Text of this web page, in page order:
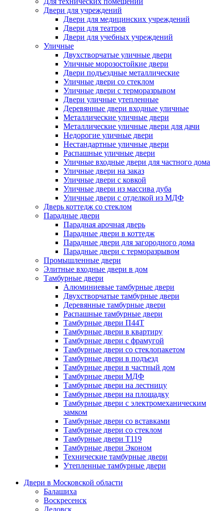
Двери для учреждений
Двери для медицинских учреждений
Двери для театров
Двери для учебных учреждений
Уличные
Двухстворчатые уличные двери
Уличные морозостойкие двери
Двери подъездные металлические
Уличные двери со стеклом
Уличные двери с терморазрывом
Двери уличные утепленные
Деревянные двери входные уличные
Металлические уличные двери
Металлические уличные двери для дачи
Недорогие уличные двери
Нестандартные уличные двери
Распашные уличные двери
Уличные входные двери для частного дома
Уличные двери на заказ
Уличные двери с ковкой
Уличные двери из массива дуба
Уличные двери с отделкой из МДФ
Дверь коттедж со стеклом
Парадные двери
Парадная арочная дверь
Парадные двери в коттедж
Парадные двери для загородного дома
Парадные двери с терморазрывом
Промышленные двери
Элитные входные двери в дом
Тамбурные двери
Алюминиевые тамбурные двери
Двухстворчатые тамбурные двери
Деревянные тамбурные двери
Распашные тамбурные двери
Тамбурные двери П44Т
Тамбурные двери в квартиру
Тамбурные двери с фрамугой
Тамбурные двери со стеклопакетом
Тамбурные двери в подъезд
Тамбурные двери в частный дом
Тамбурные двери МДФ
Тамбурные двери на лестницу
Тамбурные двери на площадку
Тамбурные двери с электромеханическим
замком
Тамбурные двери со вставками
Тамбурные двери со стеклом
Тамбурные двери Т119
Тамбурные двери Эконом
Технические тамбурные двери
Утепленные тамбурные двери
Двери в Московской области
Балашиха
Воскресенск
Дедовск